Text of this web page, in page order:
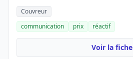
Couvreur
communication
prix réactif
Voir la fiche